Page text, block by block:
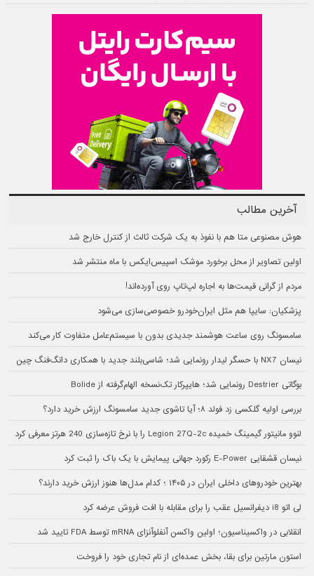
آخرین مطالب
هوش مصنوعی متا هم با نفوذ به یک شرکت ثالث از کنترل خارج شد
اولین تصاویر از محل برخورد موشک اسپیس‌ایکس با ماه منتشر شد
مردم از گرانی قیمت‌ها به اجاره لپ‌تاپ روی آورده‌اند!
پزشکیان: سایپا هم مثل ایران‌خودرو خصوصی‌سازی می‌شود
سامسونگ روی ساعت هوشمند جدیدی بدون با سیستم‌عامل متفاوت کار می‌کند
نیسان NX7 با حسگر لیدار رونمایی شد؛ شاسی‌بلند جدید با همکاری دانگ‌فنگ چین
بوگاتی Destrier رونمایی شد؛ هایپرکار تک‌نسخه الهام‌گرفته از Bolide
بررسی اولیه گلکسی زد فولد ۸؛ آیا تاشوی جدید سامسونگ ارزش خرید دارد؟
لنوو مانیتور گیمینگ خمیده Legion 27Q-2c را با نرخ تازه‌سازی 240 هرتز معرفی کرد
نیسان قشقایی E-Power رکورد جهانی پیمایش با یک باک را ثبت کرد
بهترین خودروهای داخلی ایران در ۱۴۰۵ ؛ کدام مدل‌ها هنوز ارزش خرید دارند؟
لی اتو i8 دیفرانسیل عقب را برای مقابله با افت فروش عرضه کرد
انقلابی در واکسیناسیون؛ اولین واکسن آنفلوآنزای mRNA توسط FDA تایید شد
استون مارتین برای بقا، بخش عمده‌ای از نام تجاری خود را فروخت